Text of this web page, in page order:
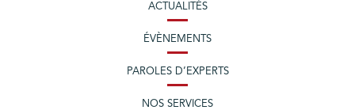
ACTUALITÉS
ÉVÈNEMENTS
PAROLES D’EXPERTS
NOS SERVICES